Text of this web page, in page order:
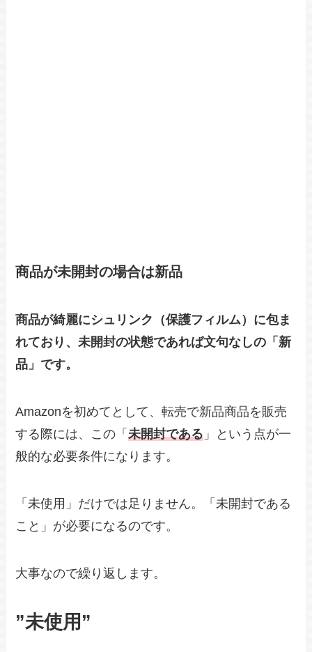
商品が未開封の場合は新品
商品が綺麗にシュリンク（保護フィルム）に包ま
れており、未開封の状態であれば文句なしの「新
品」です。
Amazonを初めてとして、転売で新品商品を販売
する際には、この「未開封である 」という点が一
般的な必要条件になります。
「未使用」だけでは足りません。「未開封である
こと」が必要になるのです。
大事なので繰り返します。
”未使用”